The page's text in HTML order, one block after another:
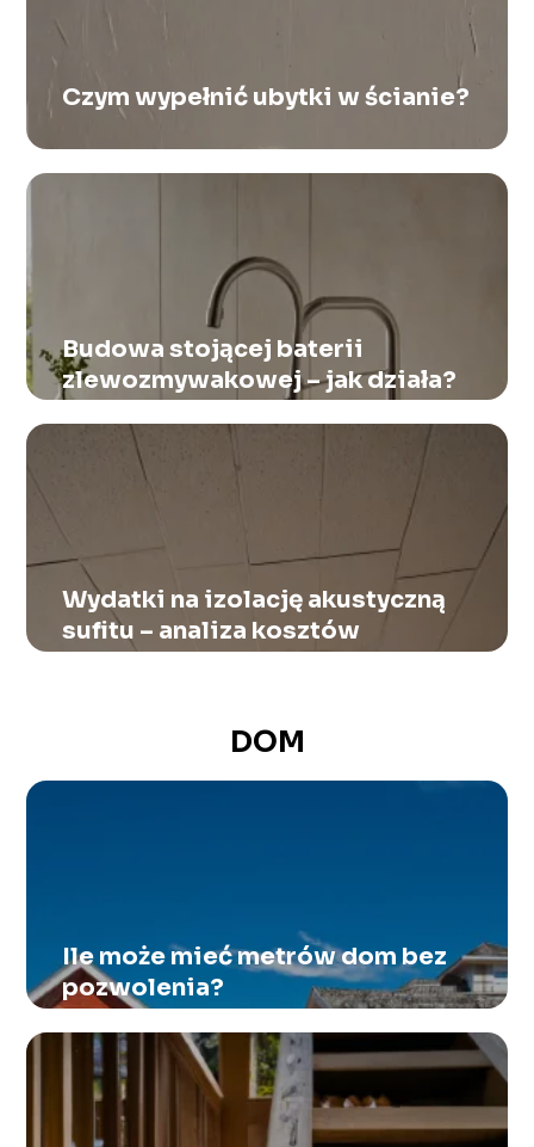
Czym wypełnić ubytki w ścianie?
Budowa stojącej baterii
zlewozmywakowej – jak działa?
Wydatki na izolację akustyczną
sufitu – analiza kosztów
DOM
Ile może mieć metrów dom bez
pozwolenia?